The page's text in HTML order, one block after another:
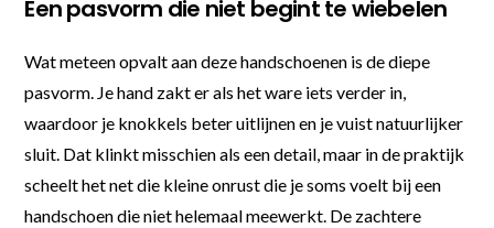
Een pasvorm die niet begint te wiebelen
Wat meteen opvalt aan deze handschoenen is de diepe
pasvorm. Je hand zakt er als het ware iets verder in,
waardoor je knokkels beter uitlijnen en je vuist natuurlijker
sluit. Dat klinkt misschien als een detail, maar in de praktijk
scheelt het net die kleine onrust die je soms voelt bij een
handschoen die niet helemaal meewerkt. De zachtere